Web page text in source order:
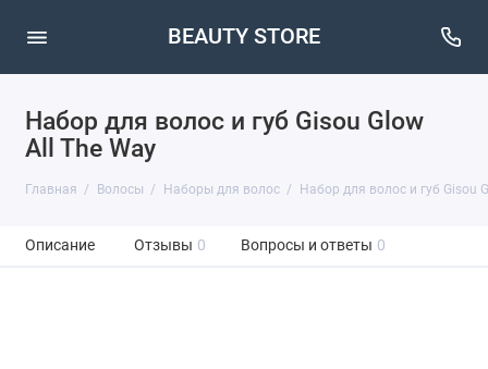
BEAUTY STORE
Набор для волос и губ Gisou Glow
All The Way
Главная Волосы Наборы для волос Набор для волос и губ Gisou
Описание Отзывы 0 Вопросы и ответы 0